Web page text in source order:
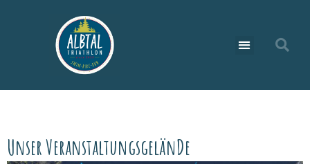
Unser VeranstaltungsgelänDe